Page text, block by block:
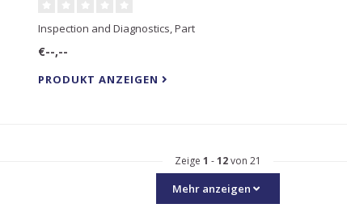
Inspection and Diagnostics, Part
€--,--
PRODUKT ANZEIGEN
Zeige 1 -12von 21
Mehr anzeigen